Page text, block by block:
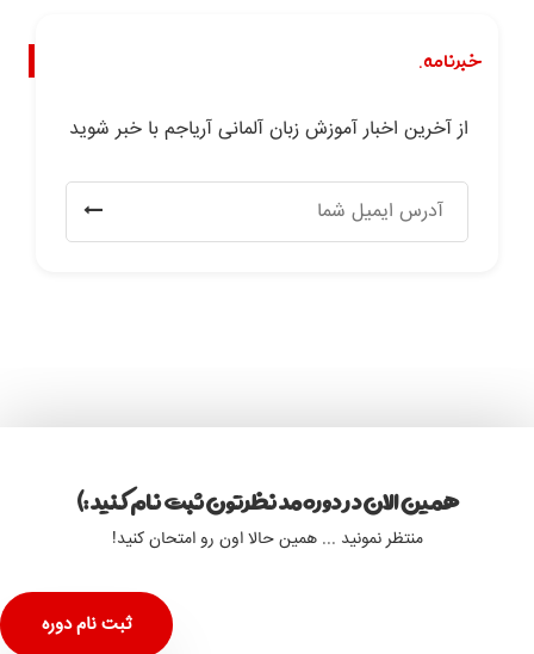
خبرنامه.
از آخرین اخبار آموزش زبان آلمانی آریاجم با خبر شوید
همین الان در دوره مد نظرتون ثبت نام کنید :)
منتظر نمونید ... همین حالا اون رو امتحان کنید!
ثبت نام دوره